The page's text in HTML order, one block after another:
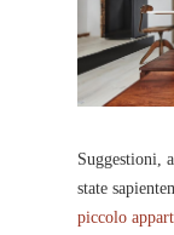
Suggestioni,
state
piccolo